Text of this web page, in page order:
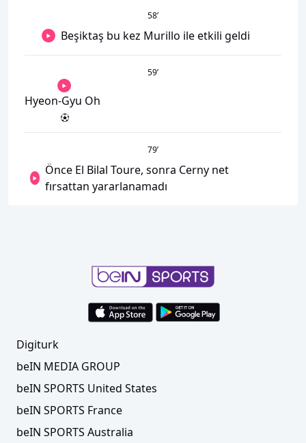
58’
Beşiktaş bu kez Murillo ile etkili geldi
59’
Hyeon-Gyu Oh
79’
Önce El Bilal Toure, sonra Cerny net
fırsattan yararlanamadı
Digiturk
beIN MEDIA GROUP
beIN SPORTS United States
beIN SPORTS France
beIN SPORTS Australia